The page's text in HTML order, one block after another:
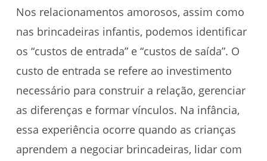
Nos relacionamentos amorosos, assim como
nas brincadeiras infantis, podemos identificar
os “custos de entrada” e “custos de saída”. O
custo de entrada se refere ao investimento
necessário para construir a relação, gerenciar
as diferenças e formar vínculos. Na infância,
essa experiência ocorre quando as crianças
aprendem a negociar brincadeiras, lidar com